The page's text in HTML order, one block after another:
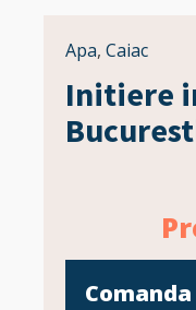
Apa, Caiac
Initiere